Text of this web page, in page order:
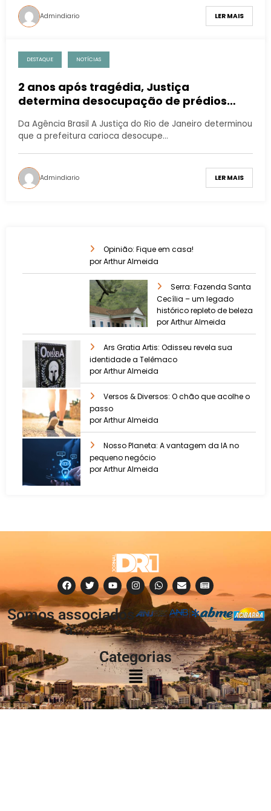
Admindiario LER MAIS
DESTAQUE NOTÍCIAS
2 anos após tragédia, Justiça
determina desocupação de prédios
Da Agência Brasil A Justiça do Rio de Janeiro determinou
que a prefeitura carioca desocupe…
Admindiario LER MAIS
Opinião: Fique em casa!
por Arthur Almeida
Serra: Fazenda Santa
Cecília – um legado
histórico repleto de beleza
por Arthur Almeida
Ars Gratia Artis: Odisseu revela sua
identidade a Telêmaco
por Arthur Almeida
Versos & Diversos: O chão que acolhe o
passo
por Arthur Almeida
Nosso Planeta: A vantagem da IA no
pequeno negócio
por Arthur Almeida
Somos associados
à:
Categorias